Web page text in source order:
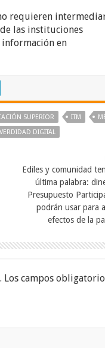
requieren
las instituciones
información en
SUPERIOR ITM
DIGITAL
Ediles y comunidad
última palabra:
Presupuesto
podrán usar para
efectos de la
Los campos